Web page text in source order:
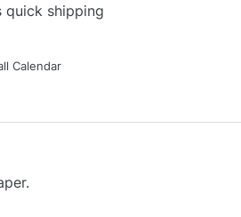
quick shipping
Calendar